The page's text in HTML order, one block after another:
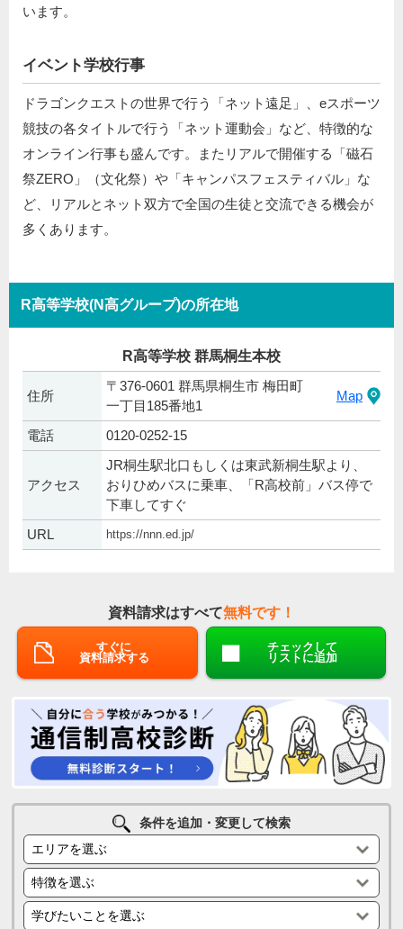
います。
イベント学校行事
ドラゴンクエストの世界で行う「ネット遠足」、eスポーツ
競技の各タイトルで行う「ネット運動会」など、特徴的な
オンライン行事も盛んです。またリアルで開催する「磁石
祭ZERO」（文化祭）や「キャンパスフェスティバル」な
ど、リアルとネット双方で全国の生徒と交流できる機会が
多くあります。
R高等学校(N高グループ)の所在地
R高等学校 群馬桐生本校
住所
〒376-0601 群馬県桐生市 梅田町
一丁目185番地1
Map
電話 0120-0252-15
アクセス
JR桐生駅北口もしくは東武新桐生駅より、
おりひめバスに乗車、「R高校前」バス停で
下車してすぐ
URL
https://nnn.ed.jp/
資料請求はすべて無料です！
すぐに
資料請求する
チェックして
リストに追加
条件を追加・変更して検索